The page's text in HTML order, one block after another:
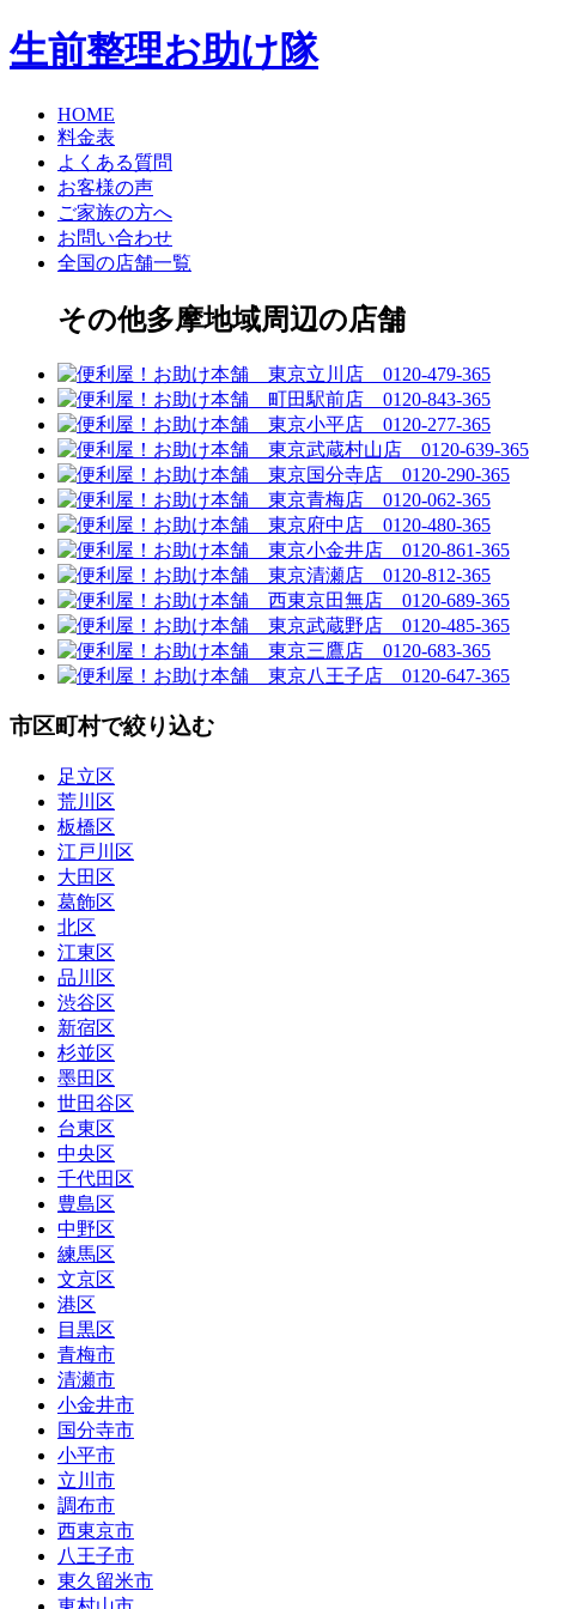
生前整理お助け隊
HOME
料金表
よくある質問
お客様の声
ご家族の方へ
お問い合わせ
全国の店舗一覧
その他多摩地域周辺の店舗
市区町村で絞り込む
足立区
荒川区
板橋区
江戸川区
大田区
葛飾区
北区
江東区
品川区
渋谷区
新宿区
杉並区
墨田区
世田谷区
台東区
中央区
千代田区
豊島区
中野区
練馬区
文京区
港区
目黒区
青梅市
清瀬市
小金井市
国分寺市
小平市
立川市
調布市
西東京市
八王子市
東久留米市